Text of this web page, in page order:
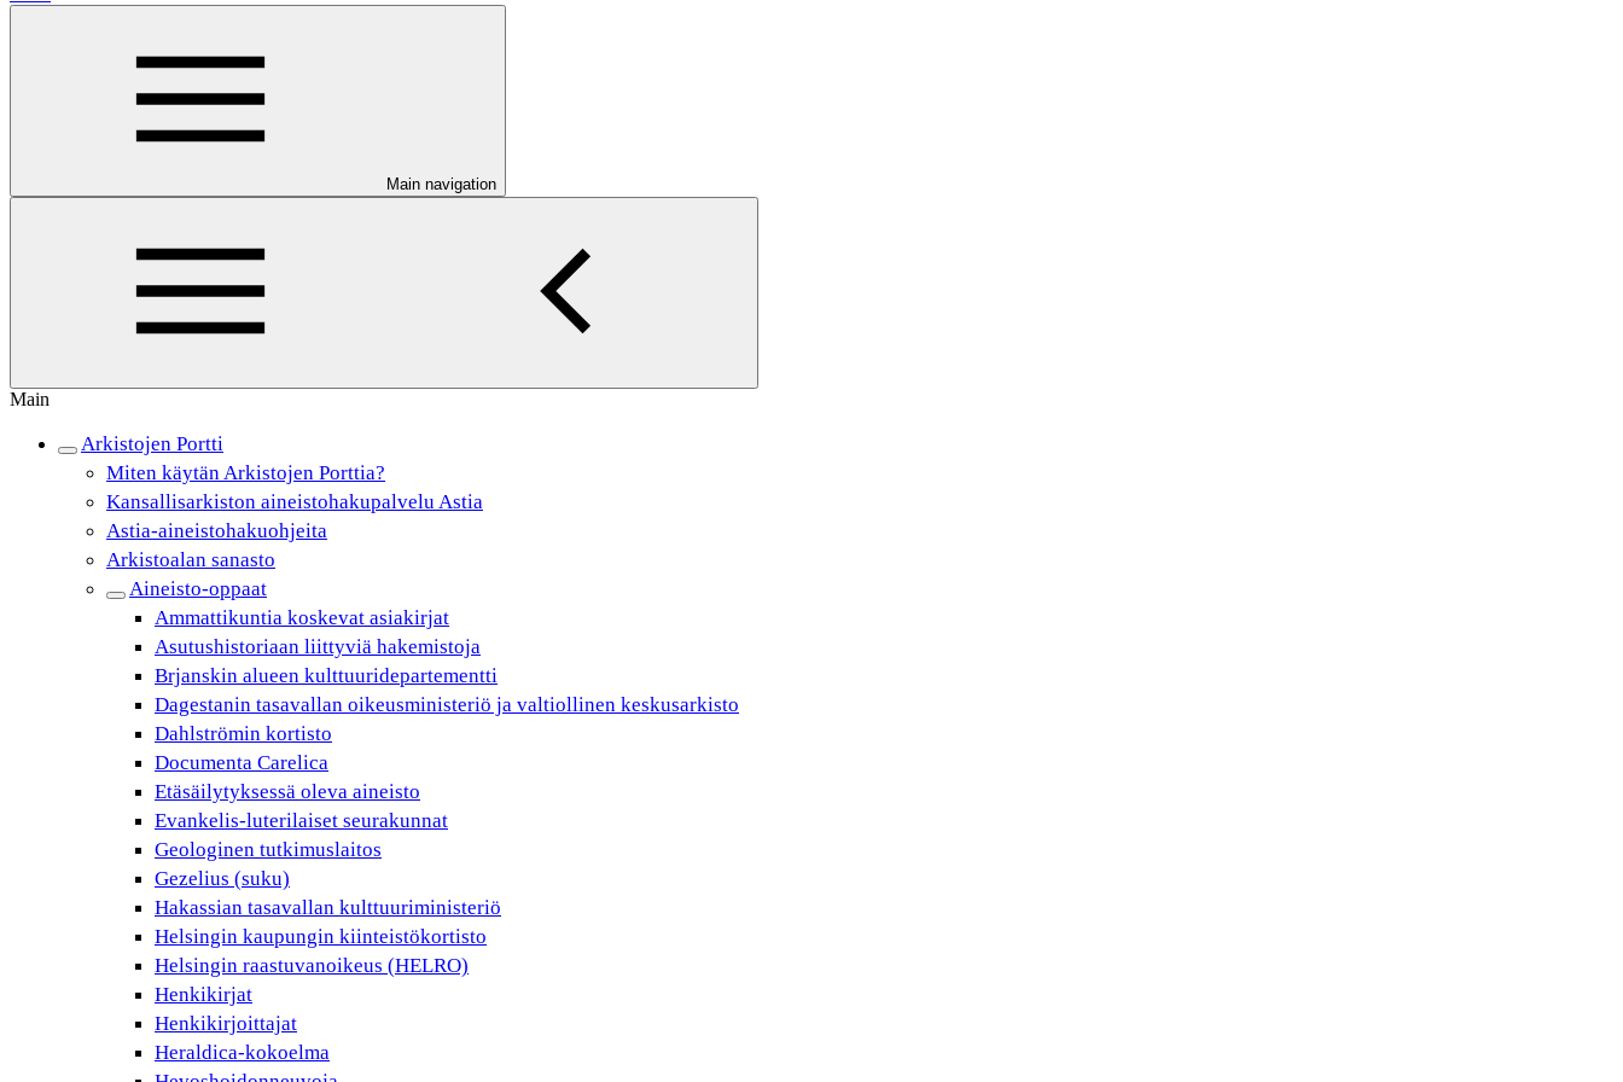
Main navigation
Main
Arkistojen Portti
Miten käytän Arkistojen Porttia?
Kansallisarkiston aineistohakupalvelu Astia
Astia-aineistohakuohjeita
Arkistoalan sanasto
Aineisto-oppaat
Ammattikuntia koskevat asiakirjat
Asutushistoriaan liittyviä hakemistoja
Brjanskin alueen kulttuuridepartementti
Dagestanin tasavallan oikeusministeriö ja valtiollinen keskusarkisto
Dahlströmin kortisto
Documenta Carelica
Etäsäilytyksessä oleva aineisto
Evankelis-luterilaiset seurakunnat
Geologinen tutkimuslaitos
Gezelius (suku)
Hakassian tasavallan kulttuuriministeriö
Helsingin kaupungin kiinteistökortisto
Helsingin raastuvanoikeus (HELRO)
Henkikirjat
Henkikirjoittajat
Heraldica-kokoelma